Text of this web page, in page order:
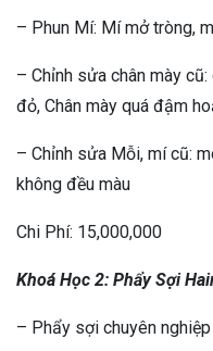
– Phun Mí: Mí mở tròng,
– Chỉnh sửa chân mày
đỏ, Chân mày quá đậm
– Chỉnh sửa Mỗi, mí cũ:
không đều màu
Chi Phí: 15,000,000
Khoá Học 2: Phẩy Sợi
– Phẩy sợi chuyên